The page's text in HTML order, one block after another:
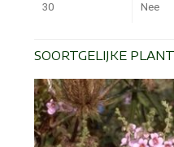
30
Nee
SOORTGELIJKE